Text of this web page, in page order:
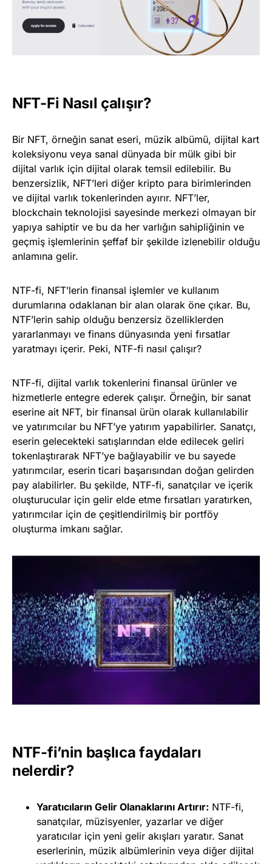
NFT-Fi Nasıl çalışır?
Bir NFT, örneğin sanat eseri, müzik albümü, dijital kart
koleksiyonu veya sanal dünyada bir mülk gibi bir
dijital varlık için dijital olarak temsil edilebilir. Bu
benzersizlik, NFT’leri diğer kripto para birimlerinden
ve dijital varlık tokenlerinden ayırır. NFT’ler,
blockchain teknolojisi sayesinde merkezi olmayan bir
yapıya sahiptir ve bu da her varlığın sahipliğinin ve
geçmiş işlemlerinin şeffaf bir şekilde izlenebilir olduğu
anlamına gelir.
NTF-fi, NFT’lerin finansal işlemler ve kullanım
durumlarına odaklanan bir alan olarak öne çıkar. Bu,
NTF’lerin sahip olduğu benzersiz özelliklerden
yararlanmayı ve finans dünyasında yeni fırsatlar
yaratmayı içerir. Peki, NTF-fi nasıl çalışır?
NTF-fi, dijital varlık tokenlerini finansal ürünler ve
hizmetlerle entegre ederek çalışır. Örneğin, bir sanat
eserine ait NFT, bir finansal ürün olarak kullanılabilir
ve yatırımcılar bu NFT’ye yatırım yapabilirler. Sanatçı,
eserin gelecekteki satışlarından elde edilecek geliri
tokenlaştırarak NFT’ye bağlayabilir ve bu sayede
yatırımcılar, eserin ticari başarısından doğan gelirden
pay alabilirler. Bu şekilde, NTF-fi, sanatçılar ve içerik
oluşturucular için gelir elde etme fırsatları yaratırken,
yatırımcılar için de çeşitlendirilmiş bir portföy
oluşturma imkanı sağlar.
NTF-fi’nin başlıca faydaları
nelerdir?
Yaratıcıların Gelir Olanaklarını Artırır: NTF-fi,
sanatçılar, müzisyenler, yazarlar ve diğer
yaratıcılar için yeni gelir akışları yaratır. Sanat
eserlerinin, müzik albümlerinin veya diğer dijital